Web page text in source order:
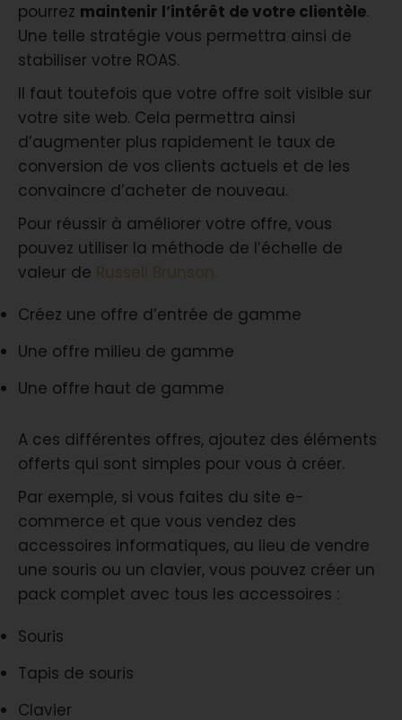
pourrez maintenir l’intérêt de votre clientèle.
Une telle stratégie vous permettra ainsi de
stabiliser votre ROAS.
Il faut toutefois que votre offre soit visible sur
votre site web. Cela permettra ainsi
d’augmenter plus rapidement le taux de
conversion de vos clients actuels et de les
convaincre d’acheter de nouveau.
Pour réussir à améliorer votre offre, vous
pouvez utiliser la méthode de l’échelle de
valeur de Russell Brunson.
Créez une offre d’entrée de gamme
Une offre milieu de gamme
Une offre haut de gamme
A ces différentes offres, ajoutez des éléments
offerts qui sont simples pour vous à créer.
Par exemple, si vous faites du site e-
commerce et que vous vendez des
accessoires informatiques, au lieu de vendre
une souris ou un clavier, vous pouvez créer un
pack complet avec tous les accessoires :
Souris
Tapis de souris
Clavier